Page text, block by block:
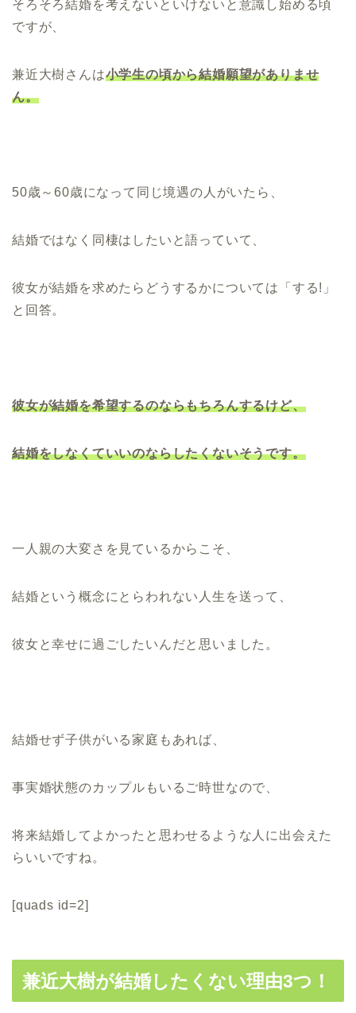
そろそろ結婚を考えないといけないと意識し始める頃
ですが、
兼近大樹さんは小学生の頃から結婚願望がありませ
ん。
50歳～60歳になって同じ境遇の人がいたら、
結婚ではなく同棲はしたいと語っていて、
彼女が結婚を求めたらどうするかについては「する!」
と回答。
彼女が結婚を希望するのならもちろんするけど、
結婚をしなくていいのならしたくないそうです。
一人親の大変さを見ているからこそ、
結婚という概念にとらわれない人生を送って、
彼女と幸せに過ごしたいんだと思いました。
結婚せず子供がいる家庭もあれば、
事実婚状態のカップルもいるご時世なので、
将来結婚してよかったと思わせるような人に出会えた
らいいですね。
[quads id=2]
兼近大樹が結婚したくない理由3つ！